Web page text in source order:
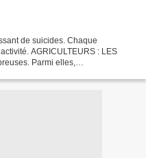
de suicides. Chaque
AGRICULTEURS : LES
Parmi elles,